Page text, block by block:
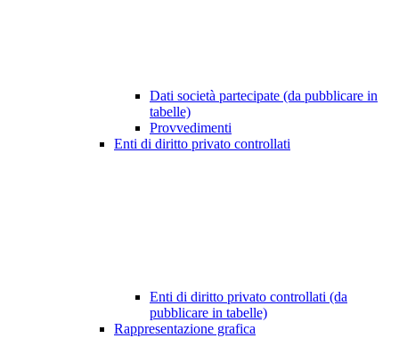
Dati società partecipate (da pubblicare in
tabelle)
Provvedimenti
Enti di diritto privato controllati
Enti di diritto privato controllati (da
pubblicare in tabelle)
Rappresentazione grafica